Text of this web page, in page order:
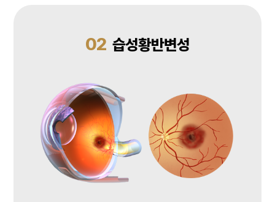
02 습성황반변성